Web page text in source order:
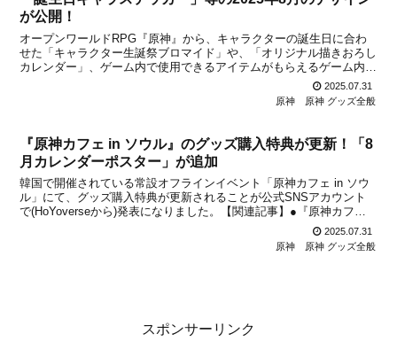
が公開！
オープンワールドRPG『原神』から、キャラクターの誕生日に合わ
せた「キャラクター生誕祭ブロマイド」や、「オリジナル描きおろし
カレンダー」、ゲーム内で使用できるアイテムがもらえるゲーム内ア
イテム交換コード付き「誕生日キャラステッカー」が、ファミリーマ
ート店内マルチコピー機サービス「ファミマプリント」に...
2025.07.31
原神
原神 グッズ全般
『原神カフェ in ソウル』のグッズ購入特典が更新！「8
月カレンダーポスター」が追加
韓国で開催されている常設オフラインイベント「原神カフェ in ソウ
ル」にて、グッズ購入特典が更新されることが公式SNSアカウント
で(HoYoverseから)発表になりました。【関連記事】●『原神カフェ
in ソウル』で「2025年7月カレンダーポスター」が追加！5階グッズ
2025.07.31
原神
原神 グッズ全般
スポンサーリンク